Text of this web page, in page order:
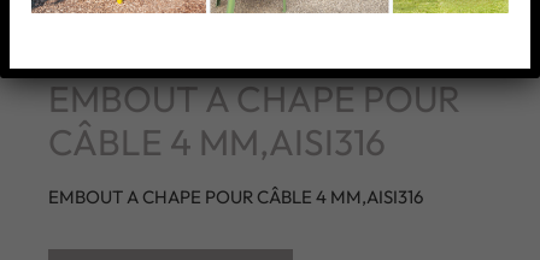
EMBOUT A CHAPE POUR
CÂBLE 4 MM,AISI316
EMBOUT A CHAPE POUR CÂBLE 4 MM,AISI316